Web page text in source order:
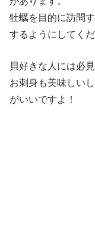
牡蠣を目的に訪問
するようにしてくだ
貝好きな人には必
お刺身も美味しい
がいいですよ！